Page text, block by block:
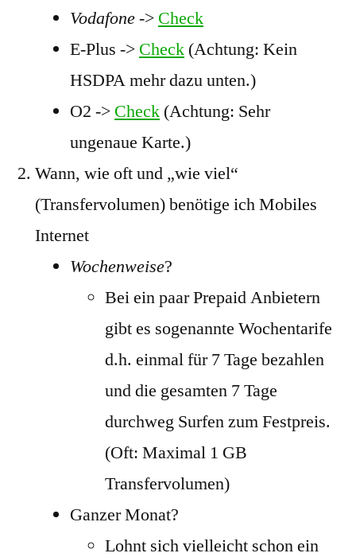
Vodafone-> Check
E-Plus -> Check (Achtung: Kein
HSDPA mehr dazu unten.)
O2 -> Check (Achtung: Sehr
ungenaue Karte.)
Wann, wie oft und „wie viel“
(Transfervolumen) benötige ich Mobiles
Internet
Wochenweise?
Bei ein paar Prepaid Anbietern
gibt es sogenannte Wochentarife
d.h. einmal für 7 Tage bezahlen
und die gesamten 7 Tage
durchweg Surfen zum Festpreis.
(Oft: Maximal 1 GB
Transfervolumen)
Ganzer Monat?
Lohnt sich vielleicht schon ein